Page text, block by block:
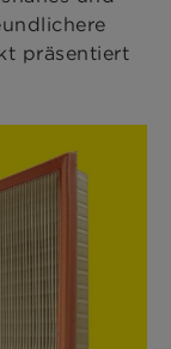
präsentiert